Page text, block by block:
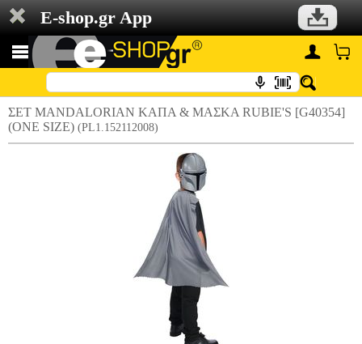
E-shop.gr App
ΣΕΤ MANDALORIAN ΚΑΠΑ & ΜΑΣΚΑ RUBIE'S [G40354]
(ONE SIZE) (PL1.152112008)